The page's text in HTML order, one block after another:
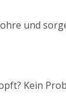
und
Kein